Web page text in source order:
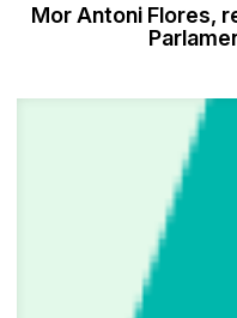
Mor Antoni Flores,